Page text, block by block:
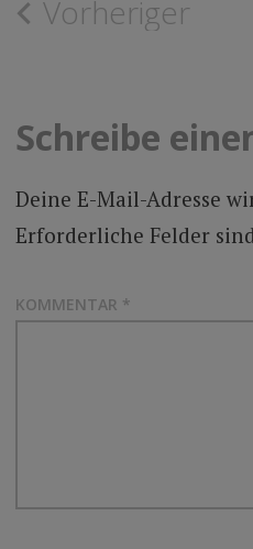
Vorheriger
Schreibe
Deine E-Mail-Adresse
Erforderliche Felder
KOMMENTAR *